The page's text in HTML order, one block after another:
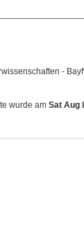
-
wurde am Sat Aug